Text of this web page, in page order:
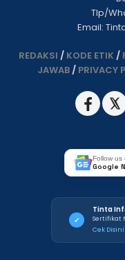
Tlp/
Email:
REDAKSI / KODE ETIK /
JAWAB/ PRIVACY
Follow us
Google
✓
Tinta
Sertifikat
Cek Disini